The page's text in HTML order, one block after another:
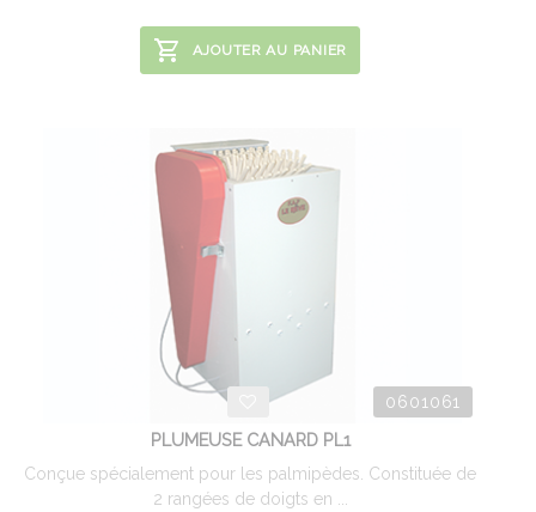
AJOUTER AU PANIER
0601061
PLUMEUSE CANARD PL1
Conçue spécialement pour les palmipèdes. Constituée de
2 rangées de doigts en ...